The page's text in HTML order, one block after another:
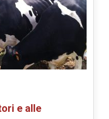
e alle